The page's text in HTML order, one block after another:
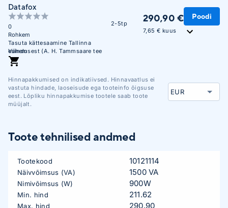
Datafox
0
Rohkem
Tasuta kättesaamine Tallinna
esindusest (A. H. Tammsaare tee
47). E-R 09:00 - 17:00
Vähem
2-5tp 290,90 €
7,65 € kuus
Poodi
Hinnapakkumised on indikatiivsed. Hinnavaatlus ei
vastuta hindade, laoseisude ega tooteinfo õigsuse
eest. Lõpliku hinnapakkumise tootele saab toote
müüjalt.
Toote tehnilised andmed
Tootekood 10121114
Näivvõimsus (VA) 1500 VA
Nimivõimsus (W) 900W
Min. hind 211.62
Max. hind 290.90